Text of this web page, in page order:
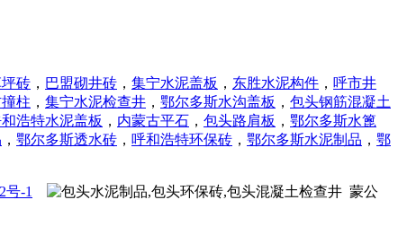
砖 ， 巴盟砌井砖 ， 集宁水泥盖板 ， 东胜水泥构件 ， 呼市井
柱 ， 集宁水泥检查井 ， 鄂尔多斯水沟盖板 ， 包头钢筋混凝土
浩特水泥盖板 ， 内蒙古平石 ， 包头路肩板 ， 鄂尔多斯水篦
， 鄂尔多斯透水砖 ， 呼和浩特环保砖 ， 鄂尔多斯水泥制品 ， 鄂
号-1
蒙公